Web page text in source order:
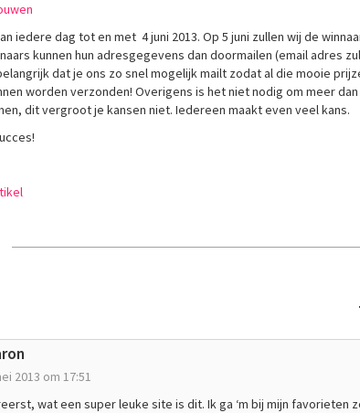
iedere dag tot en met 4 juni 2013. Op 5 juni zullen wij de
kunnen hun adresgegevens dan doormailen (email adres
dat je ons zo snel mogelijk mailt zodat al die mooie
worden verzonden! Overigens is het niet nodig om meer
dit vergroot je kansen niet. Iedereen maakt even veel kans.
2013 om 17:51
wat een super leuke site is dit. Ik ga ‘m bij mijn favorieten